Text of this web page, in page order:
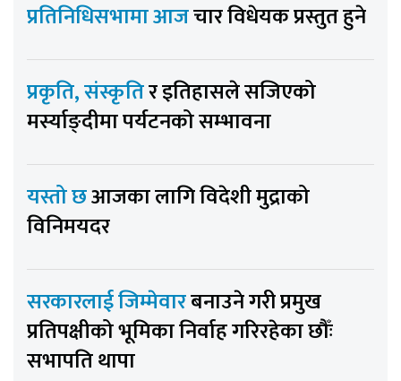
प्रतिनिधिसभामा आजचार विधेयक प्रस्तुत हुने
प्रकृति, संस्कृतिर इतिहासले सजिएको
मर्स्याङ्दीमा पर्यटनको सम्भावना
यस्तो छआजका लागि विदेशी मुद्राको
विनिमयदर
सरकारलाई जिम्मेवारबनाउने गरी प्रमुख
प्रतिपक्षीको भूमिका निर्वाह गरिरहेका छौँः
सभापति थापा